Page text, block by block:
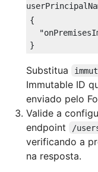
{
Substitua
Immutable ID
enviado pelo
Valide a
endpoint
/
verificando a
na resposta.